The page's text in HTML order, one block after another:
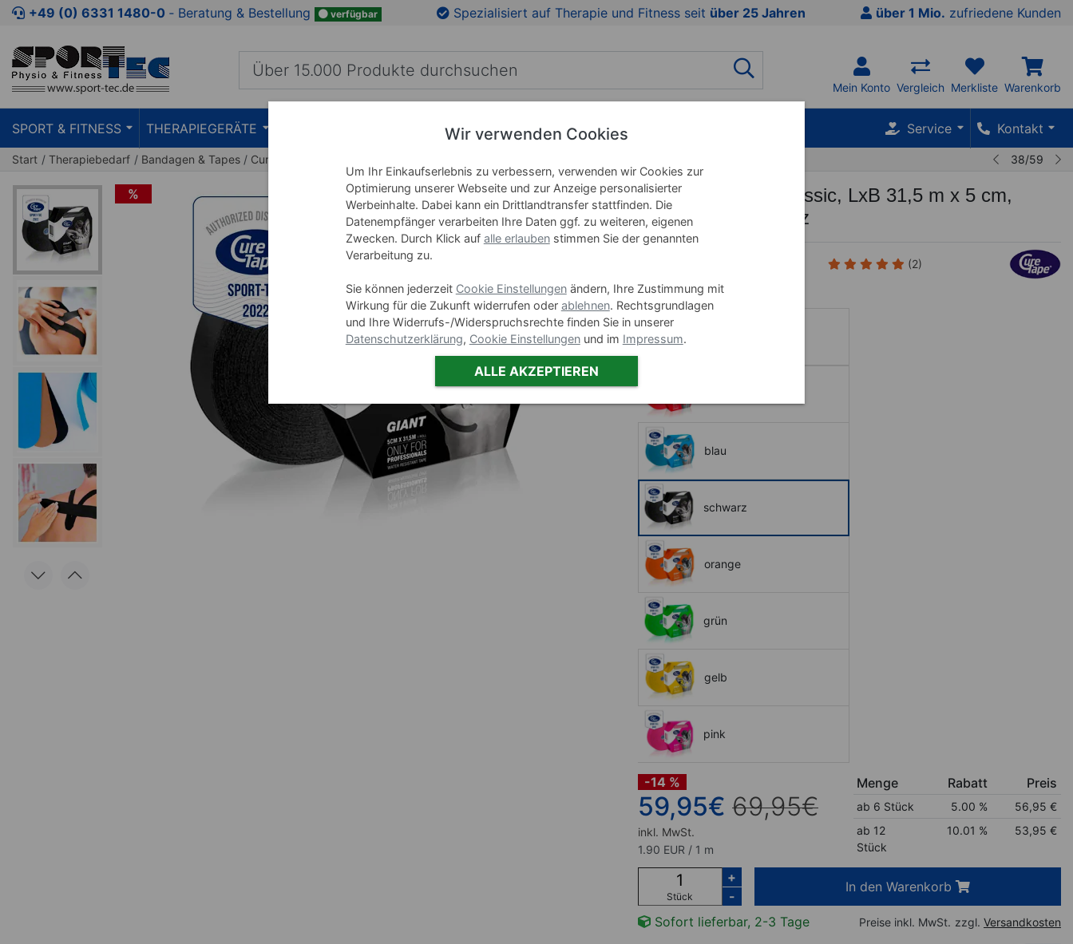
Zum Kaufbereich springen Zur Produktbeschreibung springen Zu den Produktbildern springen
+49 (0) 6331 1480-0 ‐ Beratung & Bestellung verfügbar Spezialisiert auf Therapie und Fitness seit über 25 Jahren über 1 Mio. zufriedene Kunden
Mein Konto Vergleich Merkliste Warenkorb
SPORT & FITNESS THERAPIEGERÄTE LEHRMITTEL WELLNESS Service Kontakt
Start Therapiebedarf Bandagen & Tapes CureTape 38/59
%
CureTape Giant Classic, LxB 31,5 m x 5 cm,
wasserfest, schwarz
(2)
Ausführung
blau
schwarz
orange
grün
gelb
pink
-14 %
59,95€ 69,95€
inkl. MwSt.
1.90 EUR / 1 m
Menge Rabatt Preis
ab 6 Stück 5.00 % 56,95 €
ab 12
Stück
10.01 % 53,95 €
Stück
+
-
In den Warenkorb
Sofort lieferbar, 2-3 Tage Preise inkl. MwSt. zzgl. Versandkosten
Wir verwenden Cookies
Um Ihr Einkaufserlebnis zu verbessern, verwenden wir Cookies zur
Optimierung unserer Webseite und zur Anzeige personalisierter
Werbeinhalte. Dabei kann ein Drittlandtransfer stattfinden. Die
Datenempfänger verarbeiten Ihre Daten ggf. zu weiteren, eigenen
Zwecken. Durch Klick auf alle erlaubenstimmen Sie der genannten
Verarbeitung zu.
Sie können jederzeit Cookie Einstellungenändern, Ihre Zustimmung mit
Wirkung für die Zukunft widerrufen oder ablehnen. Rechtsgrundlagen
und Ihre Widerrufs-/Widerspruchsrechte finden Sie in unserer
Datenschutzerklärung, Cookie Einstellungenund im Impressum.
ALLE AKZEPTIEREN